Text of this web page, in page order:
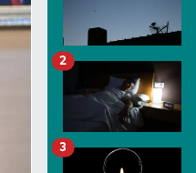
2
3